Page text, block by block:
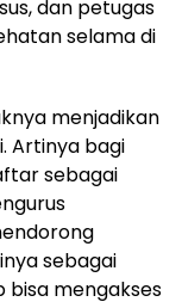
dan petugas
selama di
menjadikan
Artinya bagi
sebagai
sebagai
bisa mengakses